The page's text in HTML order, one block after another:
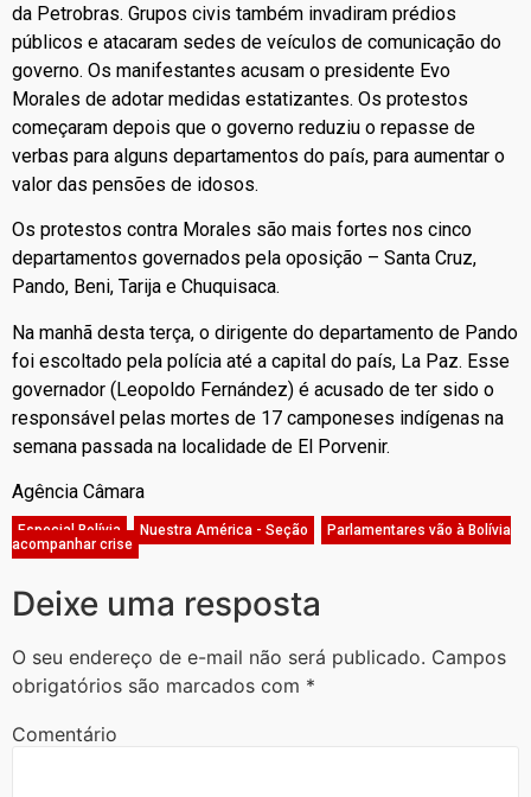
da Petrobras. Grupos civis também invadiram prédios
públicos e atacaram sedes de veículos de comunicação do
governo. Os manifestantes acusam o presidente Evo
Morales de adotar medidas estatizantes. Os protestos
começaram depois que o governo reduziu o repasse de
verbas para alguns departamentos do país, para aumentar o
valor das pensões de idosos.
Os protestos contra Morales são mais fortes nos cinco
departamentos governados pela oposição – Santa Cruz,
Pando, Beni, Tarija e Chuquisaca.
Na manhã desta terça, o dirigente do departamento de Pando
foi escoltado pela polícia até a capital do país, La Paz. Esse
governador (Leopoldo Fernández) é acusado de ter sido o
responsável pelas mortes de 17 camponeses indígenas na
semana passada na localidade de El Porvenir.
Agência Câmara
Especial Bolívia , Nuestra América - Seção
Parlamentares vão à Bolívia
acompanhar crise
Deixe uma resposta
O seu endereço de e-mail não será publicado. Campos
obrigatórios são marcados com *
Comentário